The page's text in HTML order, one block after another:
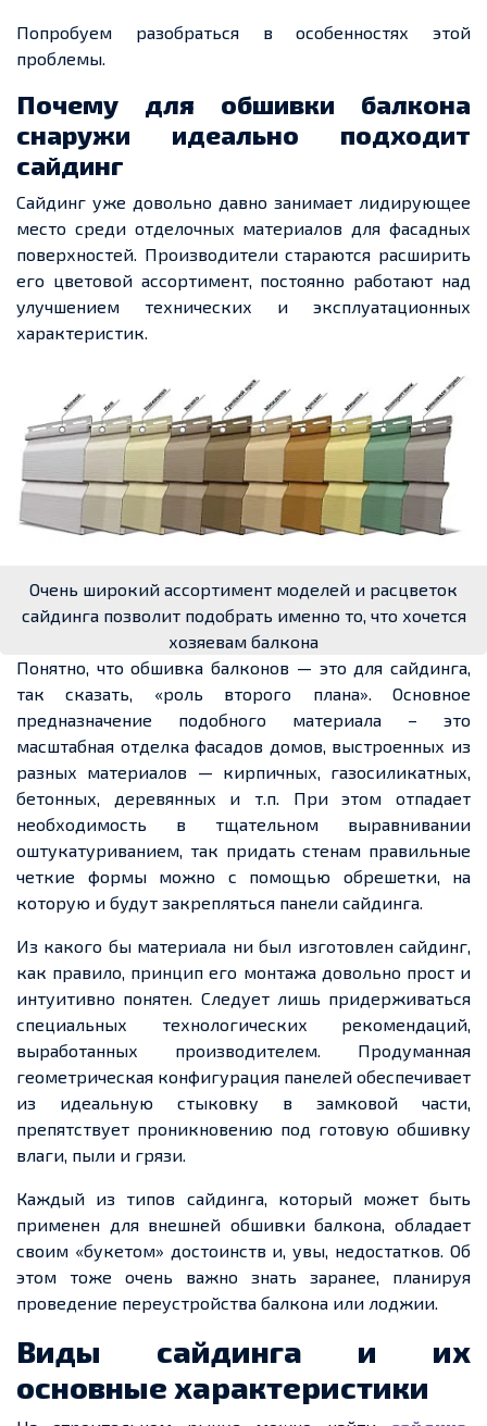
Попробуем разобраться в особенностях этой
проблемы.
Почему для обшивки балкона
снаружи идеально подходит
сайдинг
Сайдинг уже довольно давно занимает лидирующее
место среди отделочных материалов для фасадных
поверхностей. Производители стараются расширить
его цветовой ассортимент, постоянно работают над
улучшением технических и эксплуатационных
характеристик.
Очень широкий ассортимент моделей и расцветок
сайдинга позволит подобрать именно то, что хочется
хозяевам балкона
Понятно, что обшивка балконов — это для сайдинга,
так сказать, «роль второго плана». Основное
предназначение подобного материала – это
масштабная отделка фасадов домов, выстроенных из
разных материалов — кирпичных, газосиликатных,
бетонных, деревянных и т.п . При этом отпадает
необходимость в тщательном выравнивании
оштукатуриванием, так придать стенам правильные
четкие формы можно с помощью обрешетки, на
которую и будут закрепляться панели сайдинга.
Из какого бы материала ни был изготовлен сайдинг,
как правило, принцип его монтажа довольно прост и
интуитивно понятен. Следует лишь придерживаться
специальных технологических рекомендаций,
выработанных производителем. Продуманная
геометрическая конфигурация панелей обеспечивает
из идеальную стыковку в замковой части,
препятствует проникновению под готовую обшивку
влаги, пыли и грязи.
Каждый из типов сайдинга, который может быть
применен для внешней обшивки балкона, обладает
своим «букетом» достоинств и, увы, недостатков. Об
этом тоже очень важно знать заранее, планируя
проведение переустройства балкона или лоджии.
Виды сайдинга и их
основные характеристики